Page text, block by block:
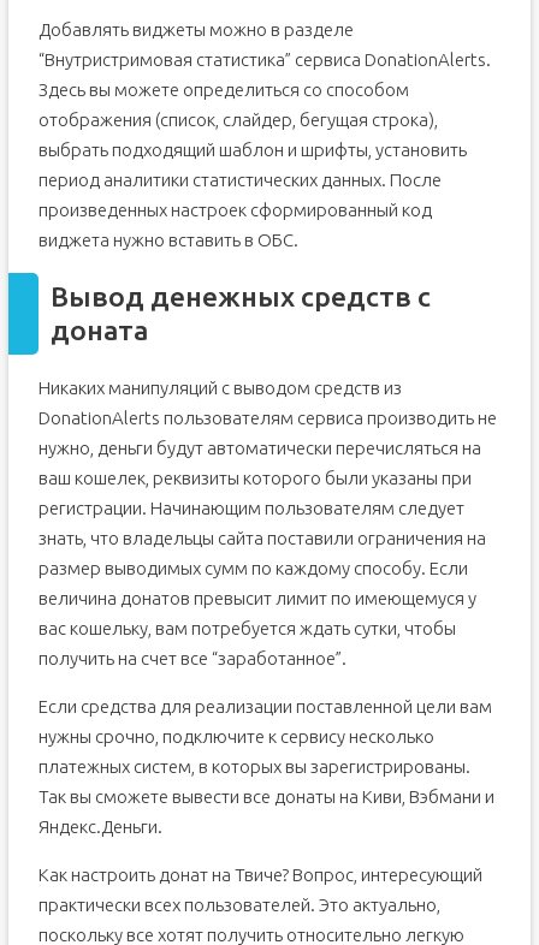
Добавлять виджеты можно в разделе
“Внутристримовая статистика” сервиса DonationAlerts.
Здесь вы можете определиться со способом
отображения (список, слайдер, бегущая строка),
выбрать подходящий шаблон и шрифты, установить
период аналитики статистических данных. После
произведенных настроек сформированный код
виджета нужно вставить в ОБС.
Вывод денежных средств с
доната
Никаких манипуляций с выводом средств из
DonationAlerts пользователям сервиса производить не
нужно, деньги будут автоматически перечисляться на
ваш кошелек, реквизиты которого были указаны при
регистрации. Начинающим пользователям следует
знать, что владельцы сайта поставили ограничения на
размер выводимых сумм по каждому способу. Если
величина донатов превысит лимит по имеющемуся у
вас кошельку, вам потребуется ждать сутки, чтобы
получить на счет все “заработанное”.
Если средства для реализации поставленной цели вам
нужны срочно, подключите к сервису несколько
платежных систем, в которых вы зарегистрированы.
Так вы сможете вывести все донаты на Киви, Вэбмани и
Яндекс.Деньги.
Как настроить донат на Твиче? Вопрос, интересующий
практически всех пользователей. Это актуально,
поскольку все хотят получить относительно легкую